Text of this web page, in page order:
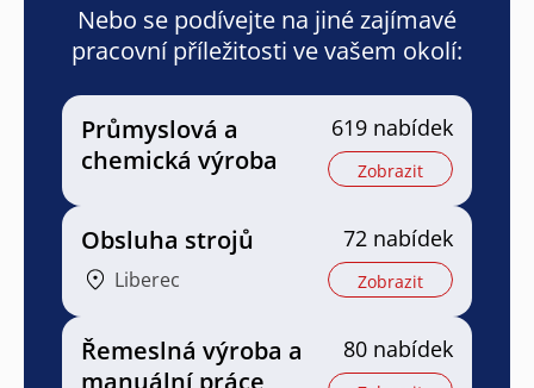
Nebo se podívejte na jiné zajímavé
pracovní příležitosti ve vašem okolí:
Průmyslová a
chemická výroba
619 nabídek
Zobrazit
Obsluha strojů
Liberec
72 nabídek
Zobrazit
Řemeslná výroba a
manuální práce
80 nabídek